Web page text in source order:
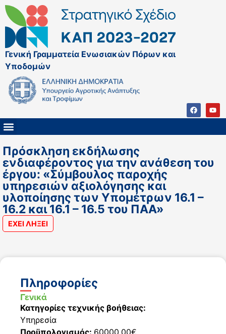
Γενική Γραμματεία Ενωσιακών Πόρων και
Υποδομών
Πρόσκληση εκδήλωσης
ενδιαφέροντος για την ανάθεση του
έργου: «Σύμβουλος παροχής
υπηρεσιών αξιολόγησης και
υλοποίησης των Υπομέτρων 16.1 –
16.2 και 16.1 – 16.5 του ΠΑΑ»
ΕΧΕΙ ΛΗΞΕΙ
Πληροφορίες
Γενικά
Κατηγορίες τεχνικής βοήθειας:
Υπηρεσία